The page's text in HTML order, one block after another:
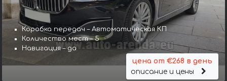
Коробка передач – Автоматическая КП
Количество мест – 5
Навигация – да
цена от €268 в день
описание и цены